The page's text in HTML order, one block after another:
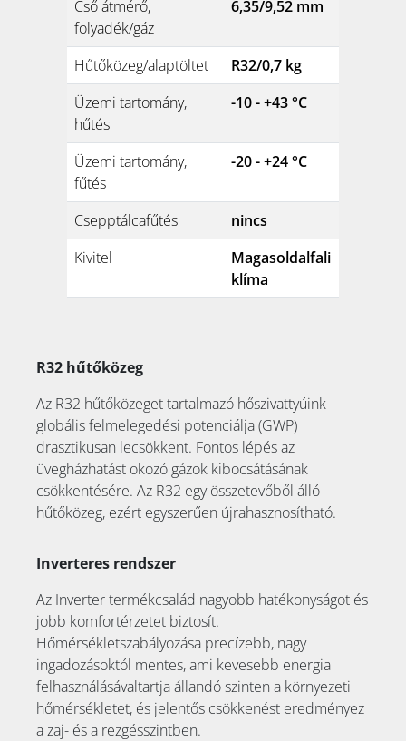
Cső átmérő,
folyadék/gáz
6,35/9,52 mm
Hűtőközeg/alaptöltet
R32/0,7 kg
Üzemi tartomány,
hűtés
-10 - +43 °C
Üzemi tartomány,
fűtés
-20 - +24 °C
Csepptálcafűtés
nincs
Kivitel
Magasoldalfali
klíma
R32 hűtőközeg
Az R32 hűtőközeget tartalmazó hőszivattyúink
globális felmelegedési potenciálja (GWP)
drasztikusan lecsökkent. Fontos lépés az
üvegházhatást okozó gázok kibocsátásának
csökkentésére. Az R32 egy összetevőből álló
hűtőközeg, ezért egyszerűen újrahasznosítható.
Inverteres rendszer
Az Inverter termékcsalád nagyobb hatékonyságot és
jobb komfortérzetet biztosít.
Hőmérsékletszabályozása precízebb, nagy
ingadozásoktól mentes, ami kevesebb energia
felhasználásávaltartja állandó szinten a környezeti
hőmérsékletet, és jelentős csökkenést eredményez
a zaj- és a rezgésszintben.